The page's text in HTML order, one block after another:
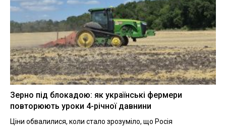
Зерно під блокадою: як українські фермери
повторюють уроки 4-річної давнини
Ціни обвалилися, коли стало зрозуміло, що Росія